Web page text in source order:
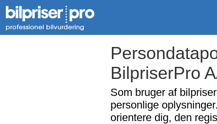
BilpriserPro
Som bruger af
personlige
orientere dig, den